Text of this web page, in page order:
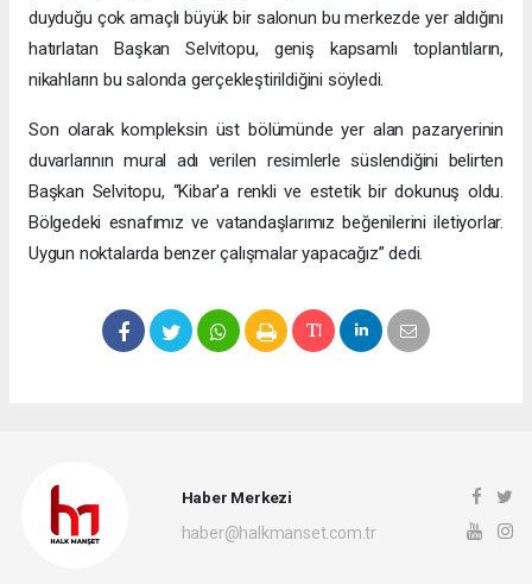
duyduğu çok amaçlı büyük bir salonun bu merkezde yer aldığını
hatırlatan Başkan Selvitopu, geniş kapsamlı toplantıların,
nikahların bu salonda gerçekleştirildiğini söyledi.
Son olarak kompleksin üst bölümünde yer alan pazaryerinin
duvarlarının mural adı verilen resimlerle süslendiğini belirten
Başkan Selvitopu, “Kibar'a renkli ve estetik bir dokunuş oldu.
Bölgedeki esnafımız ve vatandaşlarımız beğenilerini iletiyorlar.
Uygun noktalarda benzer çalışmalar yapacağız” dedi.
Haber Merkezi
haber@halkmanset.com.tr